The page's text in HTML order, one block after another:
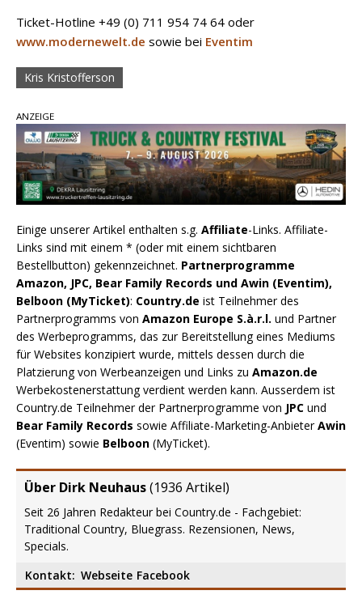
Ticket-Hotline +49 (0) 711 954 74 64 oder
www.modernewelt.de sowie bei Eventim
Kris Kristofferson
ANZEIGE
Einige unserer Artikel enthalten s.g. Affiliate-Links. Affiliate-
Links sind mit einem * (oder mit einem sichtbaren
Bestellbutton) gekennzeichnet. Partnerprogramme
Amazon, JPC, Bear Family Records und Awin (Eventim),
Belboon (MyTicket): Country.de ist Teilnehmer des
Partnerprogramms von Amazon Europe S.à.r.l. und Partner
des Werbeprogramms, das zur Bereitstellung eines Mediums
für Websites konzipiert wurde, mittels dessen durch die
Platzierung von Werbeanzeigen und Links zu Amazon.de
Werbekostenerstattung verdient werden kann. Ausserdem ist
Country.de Teilnehmer der Partnerprogramme von JPC und
Bear Family Records sowie Affiliate-Marketing-AnbieterAwin
(Eventim) sowie Belboon (MyTicket).
Über Dirk Neuhaus(1936 Artikel)
Seit 26 Jahren Redakteur bei Country.de - Fachgebiet:
Traditional Country, Bluegrass. Rezensionen, News,
Specials.
Kontakt: Webseite Facebook